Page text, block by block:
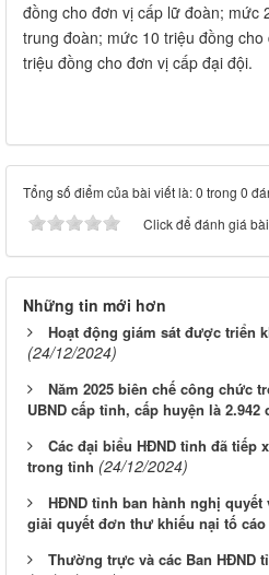
đồng cho đơn vị cấp lữ đoàn; mức
trung đoàn; mức 10 triệu đồng
triệu đồng cho đơn vị cấp đại đội.
Tổng số điểm của bài viết là: 0 trong 0
Click để đánh giá
Những tin mới hơn
Hoạt động giám sát được triển
(24/12/2024)
Năm 2025 biên chế công chức
UBND cấp tỉnh, cấp huyện là 2.942
Các đại biểu HĐND tỉnh đã tiếp
trong tỉnh (24/12/2024)
HĐND tỉnh ban hành nghị
giải quyết đơn thư khiếu nại tố cáo
Thường trực và các Ban HĐND